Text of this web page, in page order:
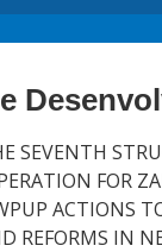
SEVENTH
FOR
ACTIONS
REFORMS IN